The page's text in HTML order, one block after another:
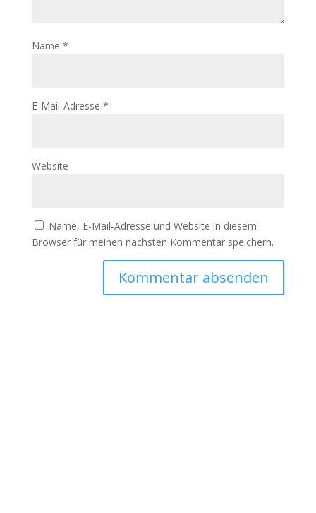
Name *
E-Mail-Adresse *
Website
Name, E-Mail-Adresse und Website in diesem
Browser für meinen nächsten Kommentar speichern.